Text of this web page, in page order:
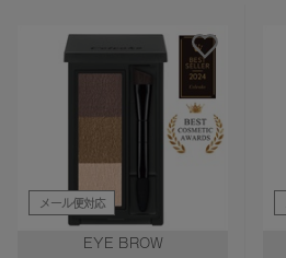
メール便対応
EYE BROW